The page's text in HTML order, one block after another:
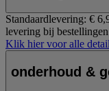
Standaardlevering: €
levering bij
Klik hier voor alle
onderhoud &